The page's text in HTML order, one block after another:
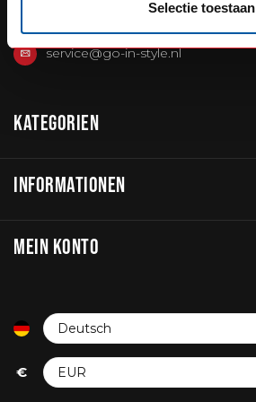
Selectie toestaan
service@go-in-style.nl
KATEGORIEN
INFORMATIONEN
MEIN KONTO
€